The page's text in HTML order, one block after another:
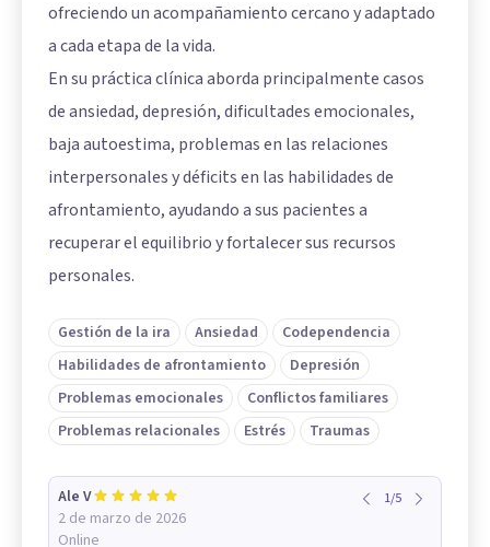
ofreciendo un acompañamiento cercano y adaptado
a cada etapa de la vida.
En su práctica clínica aborda principalmente casos
de ansiedad, depresión, dificultades emocionales,
baja autoestima, problemas en las relaciones
interpersonales y déficits en las habilidades de
afrontamiento, ayudando a sus pacientes a
recuperar el equilibrio y fortalecer sus recursos
personales.
Gestión de la ira Ansiedad
Codependencia
Habilidades de afrontamiento
Depresión
Problemas emocionales
Conflictos familiares
Problemas relacionales
Estrés Traumas
Ale V
2 de marzo de 2026
Online
1/5